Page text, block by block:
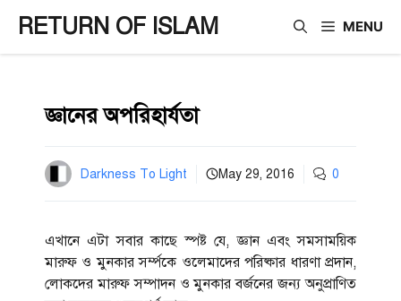
content
RETURN OF ISLAM MENU
জ্ঞানের অপরিহার্যতা
Darkness To Light May 29, 2016 0
এখানে এটা সবার কাছে স্পষ্ট যে, জ্ঞান এবং সমসাময়িক
মারুফ ও মুনকার সর্ম্পকে ওলেমাদের পরিষ্কার ধারণা প্রদান,
লোকদের মারুফ সম্পাদন ও মুনকার বর্জনের জন্য অনুপ্রাণিত